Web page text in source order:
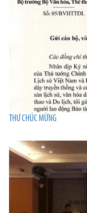
THƯ CHÚC MỪNG